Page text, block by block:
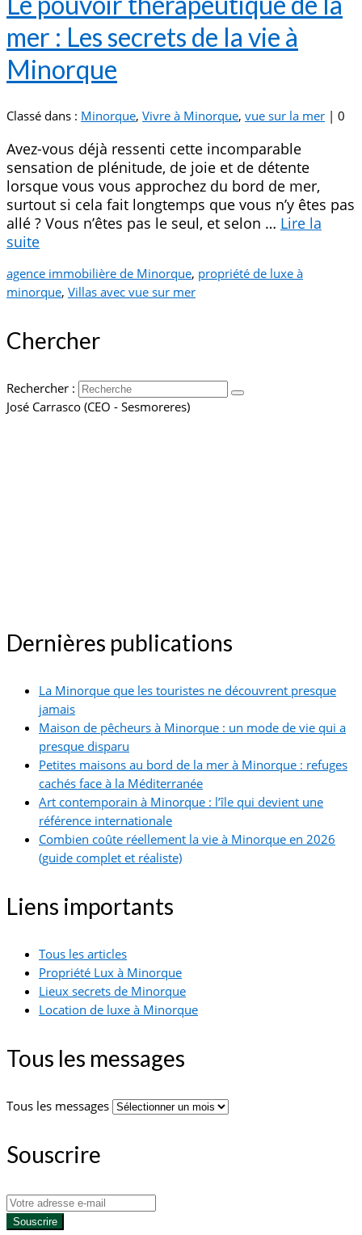
mer : Les secrets de la vie à
Minorque
Classé dans : Minorque, Vivre à Minorque, vue sur la mer | 0
Avez-vous déjà ressenti cette incomparable
sensation de plénitude, de joie et de détente
lorsque vous vous approchez du bord de mer,
surtout si cela fait longtemps que vous n’y êtes pas
allé ? Vous n’êtes pas le seul, et selon … Lire la
suite­­
agence immobilière de Minorque, propriété de luxe à
minorque, Villas avec vue sur mer
Chercher
Rechercher :
José Carrasco (CEO - Sesmoreres)
Dernières publications
La Minorque que les touristes ne découvrent presque
jamais
Maison de pêcheurs à Minorque : un mode de vie qui a
presque disparu
Petites maisons au bord de la mer à Minorque : refuges
cachés face à la Méditerranée
Art contemporain à Minorque : l’île qui devient une
référence internationale
Combien coûte réellement la vie à Minorque en 2026
(guide complet et réaliste)
Liens importants
Tous les articles
Propriété Lux à Minorque
Lieux secrets de Minorque
Location de luxe à Minorque
Tous les messages
Tous les messages
Souscrire
Souscrire